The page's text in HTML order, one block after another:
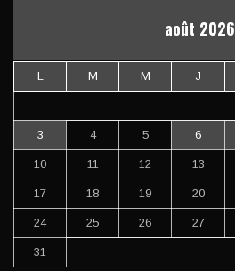
août 2026
L M M J
3 4 5 6
10 11 12 13
17 18 19 20
24 25 26 27
31